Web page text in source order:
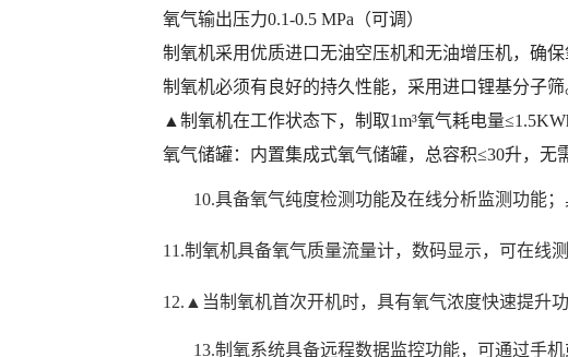
氧气输出压力0.1-0.5 MPa（可调）
制氧机采用优质进口无油空压机和无油增压机，确保
制氧机必须有良好的持久性能， 采用进口锂基分子筛
▲制氧机在工作状态下，制取1m³氧气耗电量
氧气储罐：内置集成式氧气储罐，总容积≤30升，无
10.具备氧气纯度检测功能及在线分析监测功能；
11.制氧机具备氧气质量流量计，数码显示，可在线
12.▲ 当制氧机首次开机时，具有氧气浓度快速提升
13.制氧系统具备远程数据监控功能，可通过手机